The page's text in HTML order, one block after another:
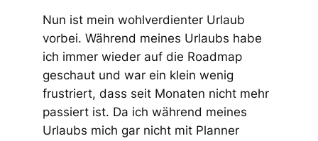
Nun ist mein wohlverdienter Urlaub
vorbei. Während meines Urlaubs habe
ich immer wieder auf die Roadmap
geschaut und war ein klein wenig
frustriert, dass seit Monaten nicht mehr
passiert ist. Da ich während meines
Urlaubs mich gar nicht mit Planner